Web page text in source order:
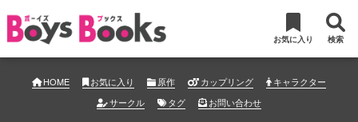
お気に入り 検索
HOME お気に入り 原作 カップリング
キャラクター
サークル
タグ お問い合わせ